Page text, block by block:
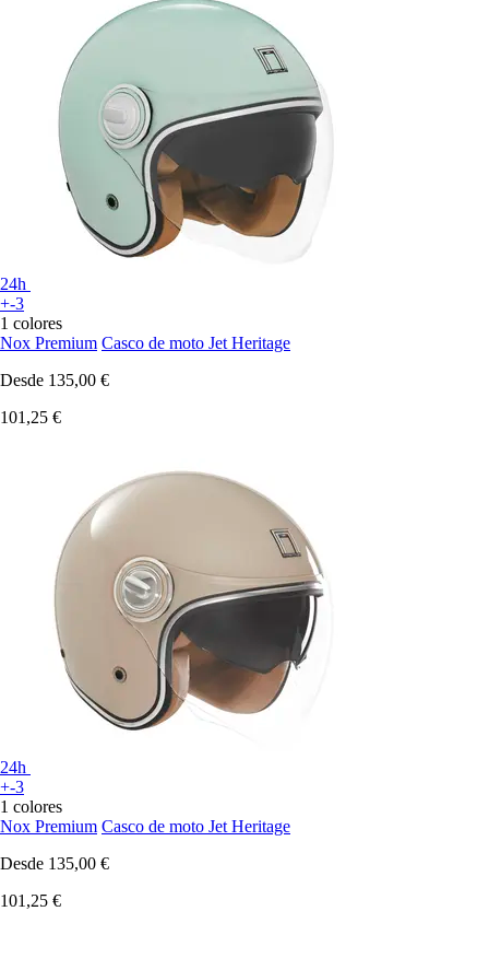
24h
+-3
1 colores
Nox Premium Casco de moto Jet Heritage
Desde 135,00 €
101,25 €
24h
+-3
1 colores
Nox Premium Casco de moto Jet Heritage
Desde 135,00 €
101,25 €